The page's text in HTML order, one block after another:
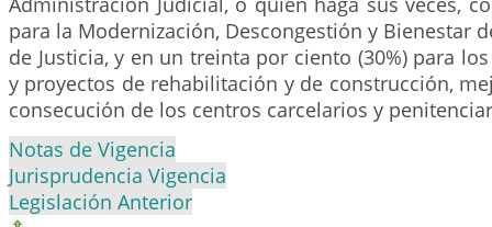
para la Modernización, Descongestión y Bienestar
de Justicia, y en un treinta por ciento (30%) para
y proyectos de rehabilitación y de construcción,
consecución de los centros carcelarios y
Notas de Vigencia
Jurisprudencia Vigencia
Legislación Anterior